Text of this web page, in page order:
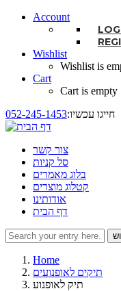
Account
Wishlist
Wishlist is
Cart
Cart is empty
052-245-1453 :חייגו עכשיו
צור קשר
סל קניות
בלוג מאמרים
קטלוג מוצרים
אודותינו
דף הבית
חיפוש
Home
תיקים לאופנועים
תיק לאופנוע